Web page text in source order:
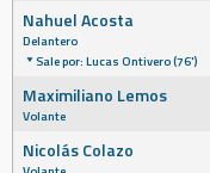
Nahuel Acosta
Delantero
Sale por: Lucas Ontivero (76')
Maximiliano Lemos
Volante
Nicolás Colazo